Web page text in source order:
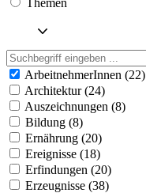
ArbeitnehmerInnen (22)
Architektur (24)
Auszeichnungen (8)
Bildung (8)
Ernährung (20)
Ereignisse (18)
Erfindungen (20)
Erzeugnisse (38)